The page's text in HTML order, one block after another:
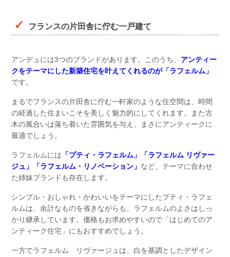
フランスの片田舎に佇む一戸建て
アンデュには3つのブランドがあります。このうち、 アンティー
クをテーマにした新築住宅を叶えてくれるのが「ラフェルム」
です。
まるでフランスの片田舎に佇む一軒家のような住空間は、時間
の経過した住まいこそを美しく魅力的にしてくれます。また古
木の風合いは落ち着いた雰囲気を与え、まさにアンティークに
最適でしょう。
ラフェルムには 「プティ・ラフェルム」「ラフェルム リヴァー
ジュ」「ラフェルム・リノベーション」 など、テーマに合わせ
た姉妹ブランドも存在します。
シンプル・おしゃれ・かわいいをテーマにしたプティ・ラフェ
ルムは、余計なものを省きながらも、ラフェルムのよさはしっ
かり継承しています。価格もお求めやすいので「はじめてのア
ンティーク住宅」にもおすすめでしょう。
一方でラフェルム リヴァージュは、白を基調としたデザイン